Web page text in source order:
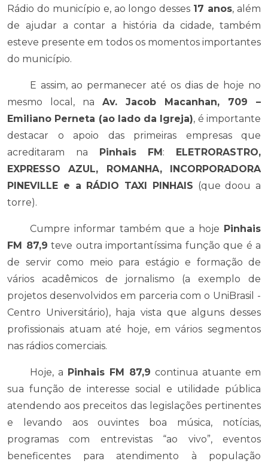
Rádio do município e, ao longo desses 17 anos, além
de ajudar a contar a história da cidade, também
esteve presente em todos os momentos importantes
do município.
E assim, ao permanecer até os dias de hoje no
mesmo local, na Av. Jacob Macanhan, 709 –
Emiliano Perneta (ao lado da Igreja), é importante
destacar o apoio das primeiras empresas que
acreditaram na Pinhais FM: ELETRORASTRO,
EXPRESSO AZUL, ROMANHA, INCORPORADORA
PINEVILLE e a RÁDIO TAXI PINHAIS (que doou a
torre).
Cumpre informar também que a hoje Pinhais
FM 87,9 teve outra importantíssima função que é a
de servir como meio para estágio e formação de
vários acadêmicos de jornalismo (a exemplo de
projetos desenvolvidos em parceria com o UniBrasil -
Centro Universitário), haja vista que alguns desses
profissionais atuam até hoje, em vários segmentos
nas rádios comerciais.
Hoje, a Pinhais FM 87,9 continua atuante em
sua função de interesse social e utilidade pública
atendendo aos preceitos das legislações pertinentes
e levando aos ouvintes boa música, notícias,
programas com entrevistas “ao vivo”, eventos
beneficentes para atendimento à população